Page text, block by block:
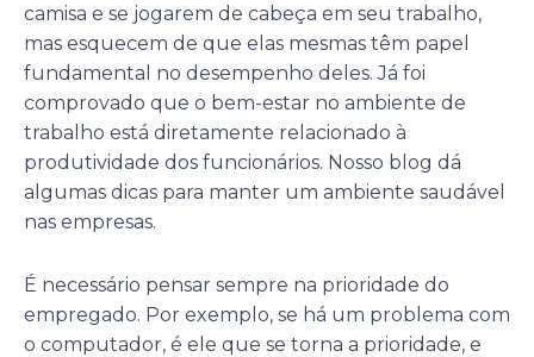
camisa e se jogarem de cabeça em seu trabalho,
mas esquecem de que elas mesmas têm papel
fundamental no desempenho deles. Já foi
comprovado que o bem-estar no ambiente de
trabalho está diretamente relacionado à
produtividade dos funcionários. Nosso blog dá
algumas dicas para manter um ambiente saudável
nas empresas.
É necessário pensar sempre na prioridade do
empregado. Por exemplo, se há um problema com
o computador, é ele que se torna a prioridade, e